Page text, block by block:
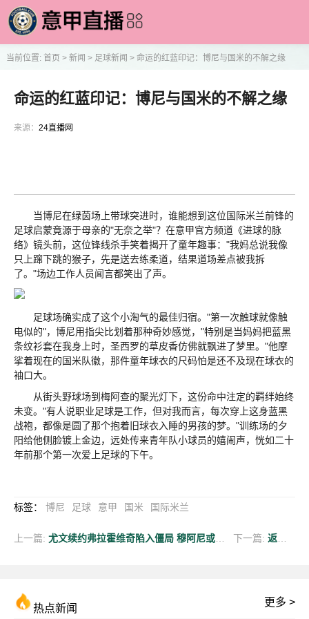
当前位置: 首页 > 新闻 > 足球新闻 > 命运的红蓝印记：博尼与国米的不解之缘
命运的红蓝印记：博尼与国米的不解之缘
来源： 24直播网
当博尼在绿茵场上带球突进时，谁能想到这位国际米兰前锋的
足球启蒙竟源于母亲的"无奈之举"？在意甲官方频道《进球的脉
络》镜头前，这位锋线杀手笑着揭开了童年趣事："我妈总说我像
只上蹿下跳的猴子，先是送去练柔道，结果道场差点被我拆
了。"场边工作人员闻言都笑出了声。
足球场确实成了这个小淘气的最佳归宿。"第一次触球就像触
电似的"，博尼用指尖比划着那种奇妙感觉，"特别是当妈妈把蓝黑
条纹衫套在我身上时，圣西罗的草皮香仿佛就飘进了梦里。"他摩
挲着现在的国米队徽，那件童年球衣的尺码怕是还不及现在球衣的
袖口大。
从街头野球场到梅阿查的聚光灯下，这份命中注定的羁绊始终
未变。"有人说职业足球是工作，但对我而言，每次穿上这身蓝黑
战袍，都像是圆了那个抱着旧球衣入睡的男孩的梦。"训练场的夕
阳给他侧脸镀上金边，远处传来青年队小球员的嬉闹声，恍如二十
年前那个第一次爱上足球的下午。
标签： 博尼 足球 意甲 国米 国际米兰
上一篇: 尤文续约弗拉霍维奇陷入僵局 穆阿尼或成锋线新答案 下一篇:返回列表
热点新闻
更多 >